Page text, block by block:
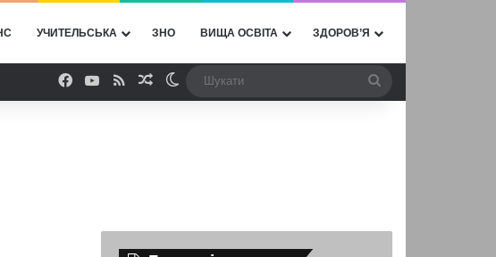
УЧИТЕЛЬСЬКА ЗНО ВИЩА ОСВІТА ЗДОРОВ’Я
Facebook
YouTube
RSSВипадкова стаття
Switch skin